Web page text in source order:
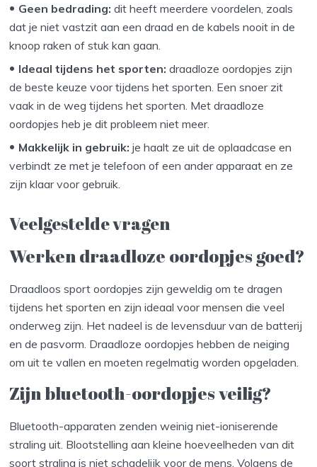
Geen bedrading: dit heeft meerdere voordelen, zoals
dat je niet vastzit aan een draad en de kabels nooit in de
knoop raken of stuk kan gaan.
Ideaal tijdens het sporten: draadloze oordopjes zijn
de beste keuze voor tijdens het sporten. Een snoer zit
vaak in de weg tijdens het sporten. Met draadloze
oordopjes heb je dit probleem niet meer.
Makkelijk in gebruik: je haalt ze uit de oplaadcase en
verbindt ze met je telefoon of een ander apparaat en ze
zijn klaar voor gebruik.
Veelgestelde vragen
Werken draadloze oordopjes goed?
Draadloos sport oordopjes zijn geweldig om te dragen
tijdens het sporten en zijn ideaal voor mensen die veel
onderweg zijn. Het nadeel is de levensduur van de batterij
en de pasvorm. Draadloze oordopjes hebben de neiging
om uit te vallen en moeten regelmatig worden opgeladen.
Zijn bluetooth-oordopjes veilig?
Bluetooth-apparaten zenden weinig niet-ioniserende
straling uit. Blootstelling aan kleine hoeveelheden van dit
soort straling is niet schadelijk voor de mens. Volgens de